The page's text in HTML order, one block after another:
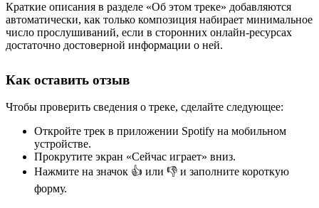
Краткие описания в разделе «Об этом треке» добавляются
автоматически, как только композиция набирает минимальное
число прослушиваний, если в сторонних онлайн-ресурсах
достаточно достоверной информации о ней.
Как оставить отзыв
Чтобы проверить сведения о треке, сделайте следующее:
Откройте трек в приложении Spotify на мобильном
устройстве.
Прокрутите экран «Сейчас играет» вниз.
Нажмите на значок 👍 или 👎 и заполните короткую
форму.